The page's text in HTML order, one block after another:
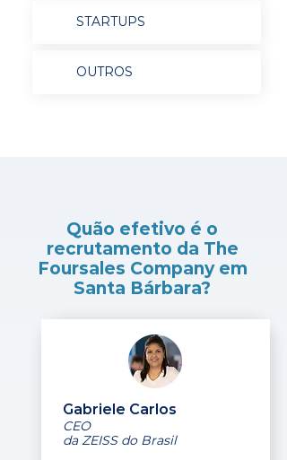
STARTUPS
OUTROS
Quão efetivo é o
recrutamento da The
Foursales Company em
Santa Bárbara?
Gabriele Carlos
CEO
da ZEISS do Brasil